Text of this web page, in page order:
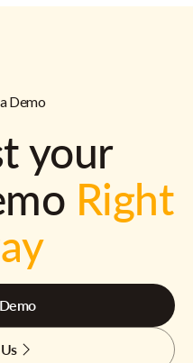
Demo
your
Right